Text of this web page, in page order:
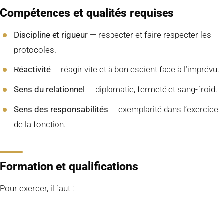
Compétences et qualités requises
Discipline et rigueur — respecter et faire respecter les
protocoles.
Réactivité — réagir vite et à bon escient face à l’imprévu.
Sens du relationnel — diplomatie, fermeté et sang-froid.
Sens des responsabilités — exemplarité dans l’exercice
de la fonction.
Formation et qualifications
Pour exercer, il faut :